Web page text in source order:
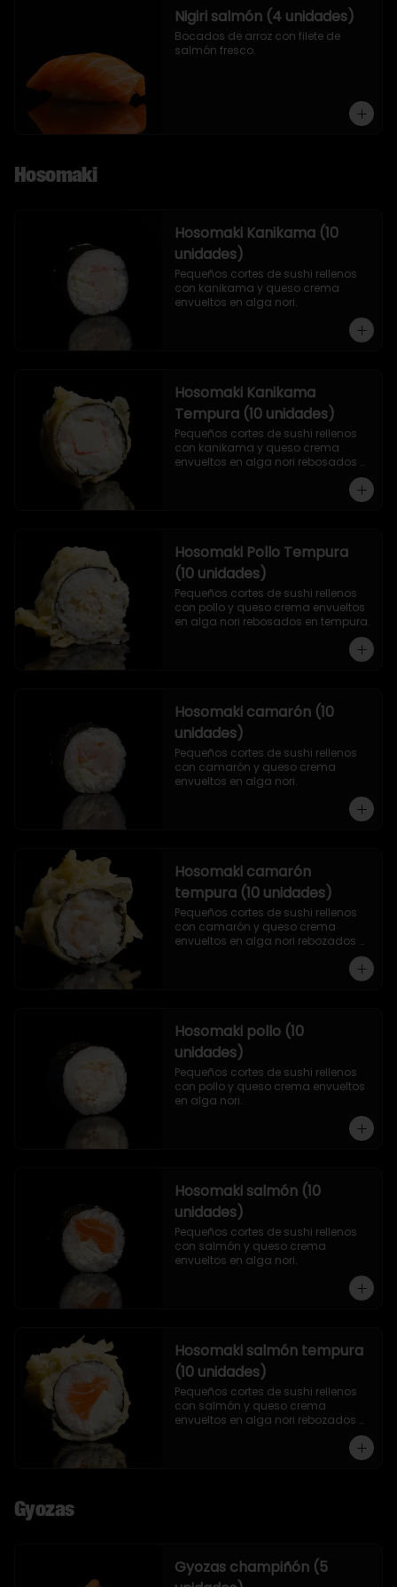
Nigiri salmón (4 unidades)
Bocados de arroz con filete de
salmón fresco.
Hosomaki
Hosomaki Kanikama (10
unidades)
Pequeños cortes de sushi rellenos
con kanikama y queso crema
envueltos en alga nori.
Hosomaki Kanikama
Tempura (10 unidades)
Pequeños cortes de sushi rellenos
con kanikama y queso crema
envueltos en alga nori rebosados
Hosomaki Pollo Tempura
(10 unidades)
Pequeños cortes de sushi rellenos
con pollo y queso crema envueltos
en alga nori rebosados en tempura.
Hosomaki camarón (10
unidades)
Pequeños cortes de sushi rellenos
con camarón y queso crema
envueltos en alga nori.
Hosomaki camarón
tempura (10 unidades)
Pequeños cortes de sushi rellenos
con camarón y queso crema
envueltos en alga nori rebozados
Hosomaki pollo (10
unidades)
Pequeños cortes de sushi rellenos
con pollo y queso crema envueltos
en alga nori.
Hosomaki salmón (10
unidades)
Pequeños cortes de sushi rellenos
con salmón y queso crema
envueltos en alga nori.
Hosomaki salmón tempura
(10 unidades)
Pequeños cortes de sushi rellenos
con salmón y queso crema
envueltos en alga nori rebozados
Gyozas
Gyozas champiñón (5